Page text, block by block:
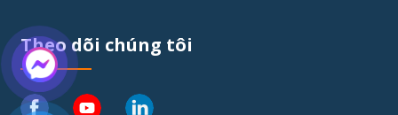
Theo dõi chúng tôi